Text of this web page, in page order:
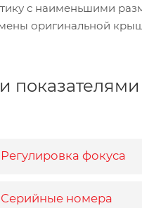
с наименьшими
оригинальной
показателями
Регулировка фокуса
Серийные номера